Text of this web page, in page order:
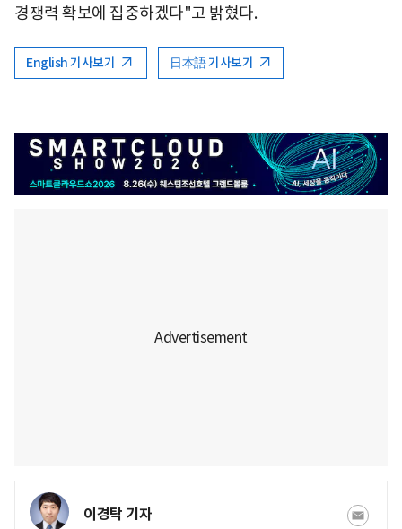
경쟁력 확보에 집중하겠다"고 밝혔다.
English 기사보기 日本語 기사보기
이경탁 기자